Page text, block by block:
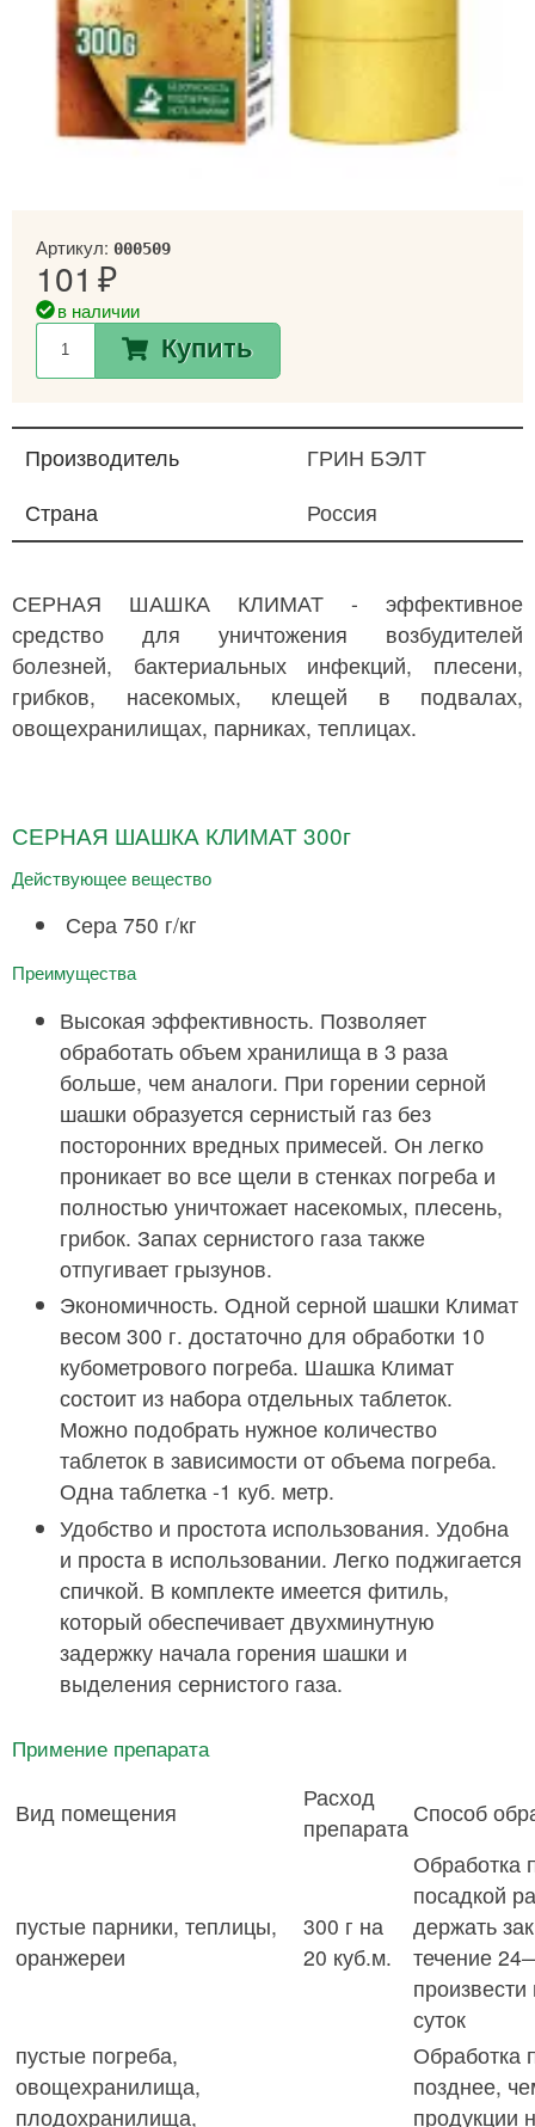
Артикул: 000509
101
в наличии
Купить
Производитель
ГРИН БЭЛТ
Страна
Россия
СЕРНАЯ ШАШКА КЛИМАТ - эффективное
средство для уничтожения возбудителей
болезней, бактериальных инфекций, плесени,
грибков, насекомых, клещей в подвалах,
овощехранилищах, парниках, теплицах.
СЕРНАЯ ШАШКА КЛИМАТ 300г
Действующее вещество
Сера 750 г/кг
Преимущества
Высокая эффективность. Позволяет
обработать объем хранилища в 3 раза
больше, чем аналоги. При горении серной
шашки образуется сернистый газ без
посторонних вредных примесей. Он легко
проникает во все щели в стенках погреба и
полностью уничтожает насекомых, плесень,
грибок. Запах сернистого газа также
отпугивает грызунов.
Экономичность. Одной серной шашки Климат
весом 300 г. достаточно для обработки 10
кубометрового погреба. Шашка Климат
состоит из набора отдельных таблеток.
Можно подобрать нужное количество
таблеток в зависимости от объема погреба.
Одна таблетка -1 куб. метр.
Удобство и простота использования. Удобна
и проста в использовании. Легко поджигается
спичкой. В комплекте имеется фитиль,
который обеспечивает двухминутную
задержку начала горения шашки и
выделения сернистого газа.
Примение препарата
Вид помещения
Расход
препарата
Способ
пустые парники, теплицы,
оранжереи
300 г на
20 куб.м.
Обработка
посадкой
держать
течение
суток
пустые погреба,
овощехранилища,
плодохранилища,
Обработка
позднее,
продукции